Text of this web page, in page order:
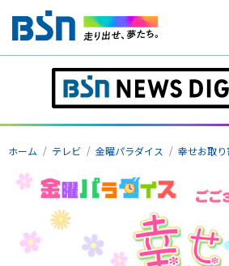
テレビ
ラジオ
アナウンサー
ホーム テレビ 金曜パラダイス 幸せお取り